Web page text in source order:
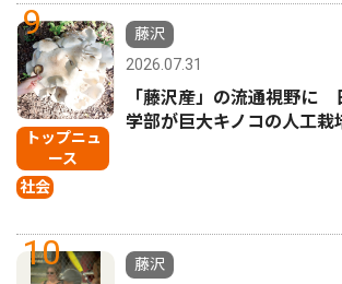
9
トップニュ
ース
社会
藤沢
2026.07.31
「藤沢産」の流通視野に
学部が巨大キノコの人工栽
10
藤沢